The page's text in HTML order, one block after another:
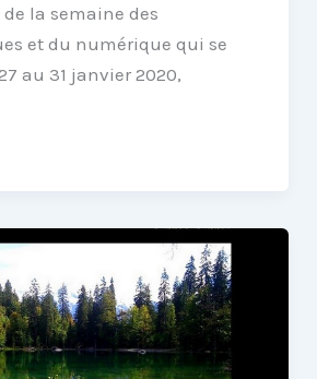
la semaine des
et du numérique qui se
au 31 janvier 2020,